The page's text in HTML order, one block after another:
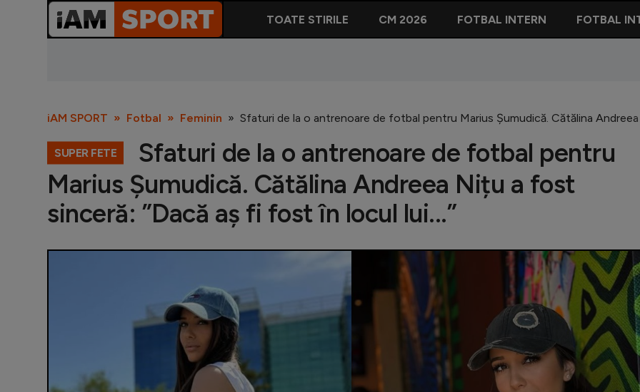
TOATE STIRILE CM 2026 FOTBAL INTERN FOTBAL
iAM SPORT Fotbal Feminin Sfaturi de la o antrenoare de fotbal pentru Marius Șumudică. Cătălina
SUPER FETE
Sfaturi de la o antrenoare de fotbal pentru
Marius Șumudică. Cătălina Andreea Nițu a fost
sinceră: ”Dacă aș fi fost în locul lui...”